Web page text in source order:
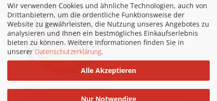
Wir verwenden Cookies und ähnliche Technologien, auch von
Drittanbietern, um die ordentliche Funktionsweise der
Website zu gewährleisten, die Nutzung unseres Angebotes zu
analysieren und Ihnen ein bestmögliches Einkaufserlebnis
bieten zu können. Weitere Informationen finden Sie in
unserer Datenschutzerklärung.
Alle Akzeptieren
Nur Notwendige
Ab 75€ Warenbestellwert
versandkostenfreie Lieferung innerhalb Deutschland.